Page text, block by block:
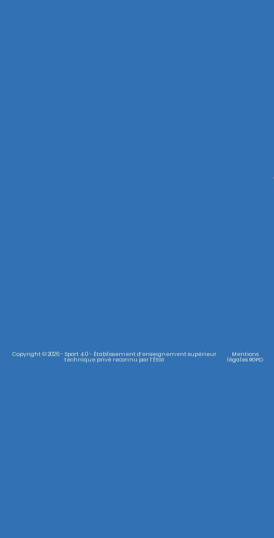
Copyright © 2026 - Sport 4.0 - Établissement d’enseignement supérieur
technique privé reconnu par l’État
Mentions
légales RGPD